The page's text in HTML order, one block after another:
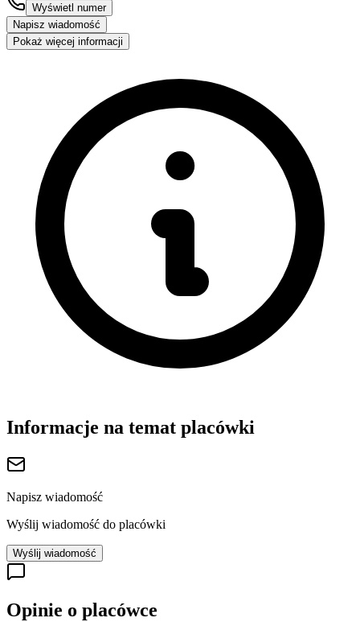
Wyświetl numer
Napisz wiadomość
Pokaż więcej informacji
Informacje na temat placówki
Napisz wiadomość
Wyślij wiadomość do placówki
Wyślij wiadomość
Opinie o placówce